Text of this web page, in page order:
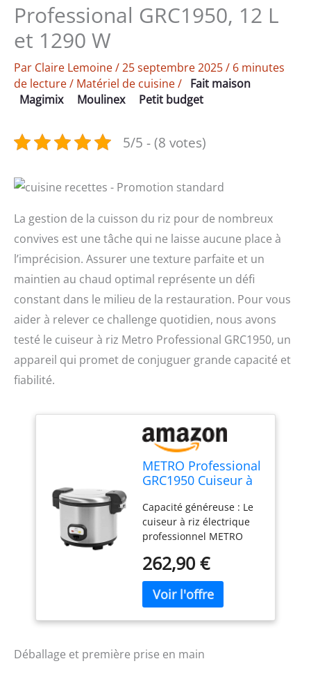
Professional GRC1950, 12 L
et 1290 W
Par Claire Lemoine/25 septembre 2025/ 6 minutes
de lecture/ Matériel de cuisine/ Fait maison
Magimix
Moulinex Petit budget
5/5 - (8 votes)
La gestion de la cuisson du riz pour de nombreux
convives est une tâche qui ne laisse aucune place à
l’imprécision. Assurer une texture parfaite et un
maintien au chaud optimal représente un défi
constant dans le milieu de la restauration. Pour vous
aider à relever ce challenge quotidien, nous avons
testé le cuiseur à riz Metro Professional GRC1950, un
appareil qui promet de conjuguer grande capacité et
fiabilité.
METRO Professional
GRC1950 Cuiseur à
maintien au chaud,
utilisation
professionnelle
avec revêtement
anti-adhésif, boîtier
en acier inoxydable
double paroi,
cuillère et verre
doseur
Capacité généreuse : Le
cuiseur à riz électrique
professionnel METRO
capacité de 12 litres,
idéale pour les plus
grandes portions de riz
Matériaux de haute
qualité : Fabriqué en
laqué mat, le pot
262,90 €
Déballage et première prise en main